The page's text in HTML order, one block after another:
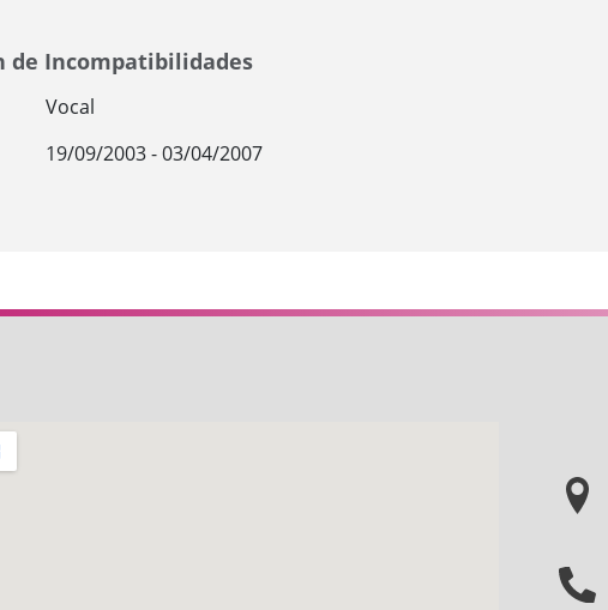
de Incompatibilidades
Vocal
19/09/2003 - 03/04/2007